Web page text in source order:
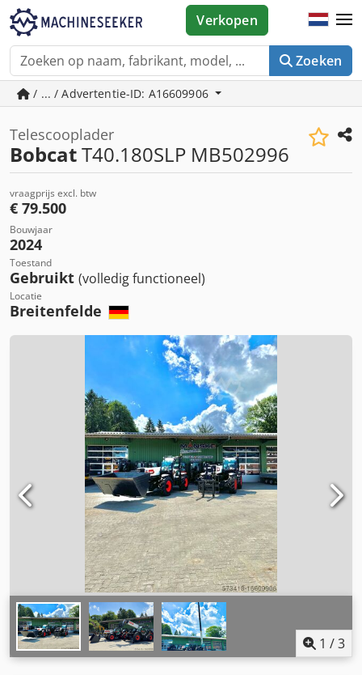
Zoeken
Verkopen
/ ... / Advertentie-ID: A16609906
Telescooplader
BobcatT40.180SLP MB502996
vraagprijs excl. btw
€ 79.500
Bouwjaar
2024
Toestand
Gebruikt (volledig functioneel)
Locatie
Breitenfelde
1 /3